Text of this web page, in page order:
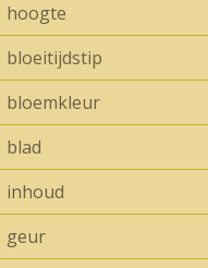
hoogte
bloeitijdstip
bloemkleur
blad
inhoud
geur